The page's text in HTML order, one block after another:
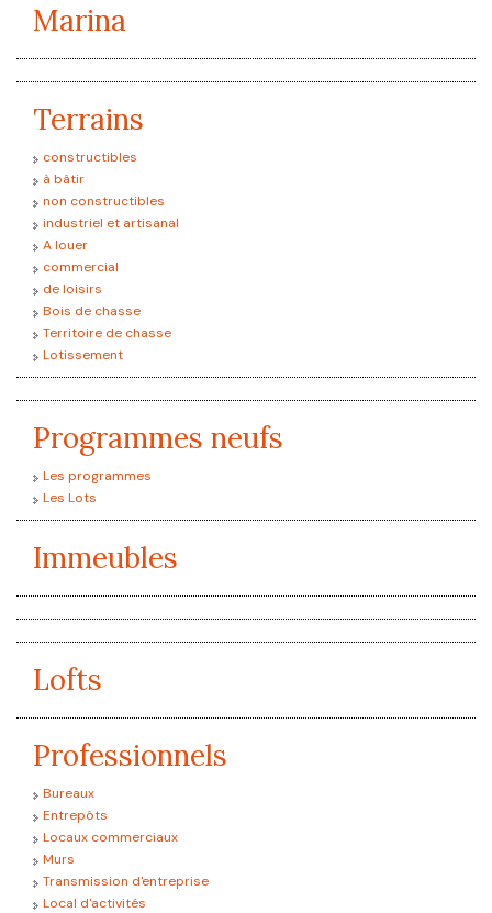
Marina
Terrains
constructibles
à bâtir
non constructibles
industriel et artisanal
A louer
commercial
de loisirs
Bois de chasse
Territoire de chasse
Lotissement
Programmes neufs
Les programmes
Les Lots
Immeubles
Lofts
Professionnels
Bureaux
Entrepôts
Locaux commerciaux
Murs
Transmission d'entreprise
Local d'activités